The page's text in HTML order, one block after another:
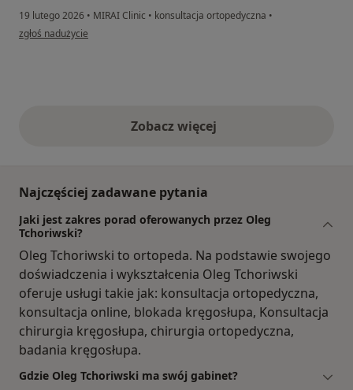
19 lutego 2026 • MIRAI Clinic • konsultacja ortopedyczna •
w opinii użytkownika Jarek D.
zgłoś nadużycie
Zobacz więcejopinie powyżej
Najczęściej zadawane pytania
Jaki jest zakres porad oferowanych przez Oleg
Tchoriwski?
Oleg Tchoriwski to ortopeda. Na podstawie swojego
doświadczenia i wykształcenia Oleg Tchoriwski
oferuje usługi takie jak: konsultacja ortopedyczna,
konsultacja online, blokada kręgosłupa, Konsultacja
chirurgia kręgosłupa, chirurgia ortopedyczna,
badania kręgosłupa.
Gdzie Oleg Tchoriwski ma swój gabinet?